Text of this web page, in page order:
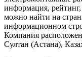
информация,
можно найти на
информационном
Компания
Султан (Астана),